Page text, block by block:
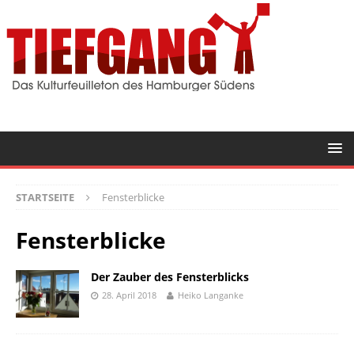
STARTSEITE Fensterblicke
Fensterblicke
Der Zauber des Fensterblicks
28. April 2018 Heiko Langanke